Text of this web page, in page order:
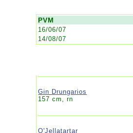
PVM
16/06/07
14/08/07
Gin Drungarios
157 cm, rn
Q'Jellatartar